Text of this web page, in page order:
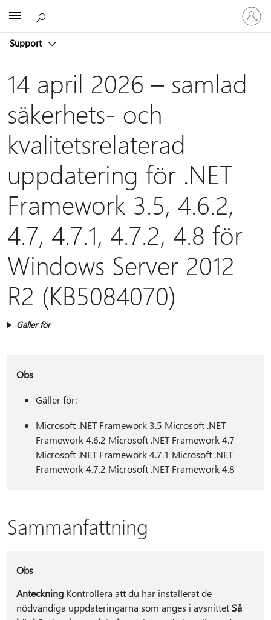
Support
Logga
in
på
konto
14 april 2026 – samlad
säkerhets- och
kvalitetsrelaterad
uppdatering för .NET
Framework 3.5, 4.6.2,
4.7, 4.7.1, 4.7.2, 4.8 för
Windows Server 2012
R2 (KB5084070)
Gäller för
Obs
Gäller för:
Microsoft .NET Framework 3.5 Microsoft .NET
Framework 4.6.2 Microsoft .NET Framework 4.7
Microsoft .NET Framework 4.7.1 Microsoft .NET
Framework 4.7.2 Microsoft .NET Framework 4.8
Sammanfattning
Obs
AnteckningKontrollera att du har installerat de
nödvändiga uppdateringarna som anges i avsnittet Så